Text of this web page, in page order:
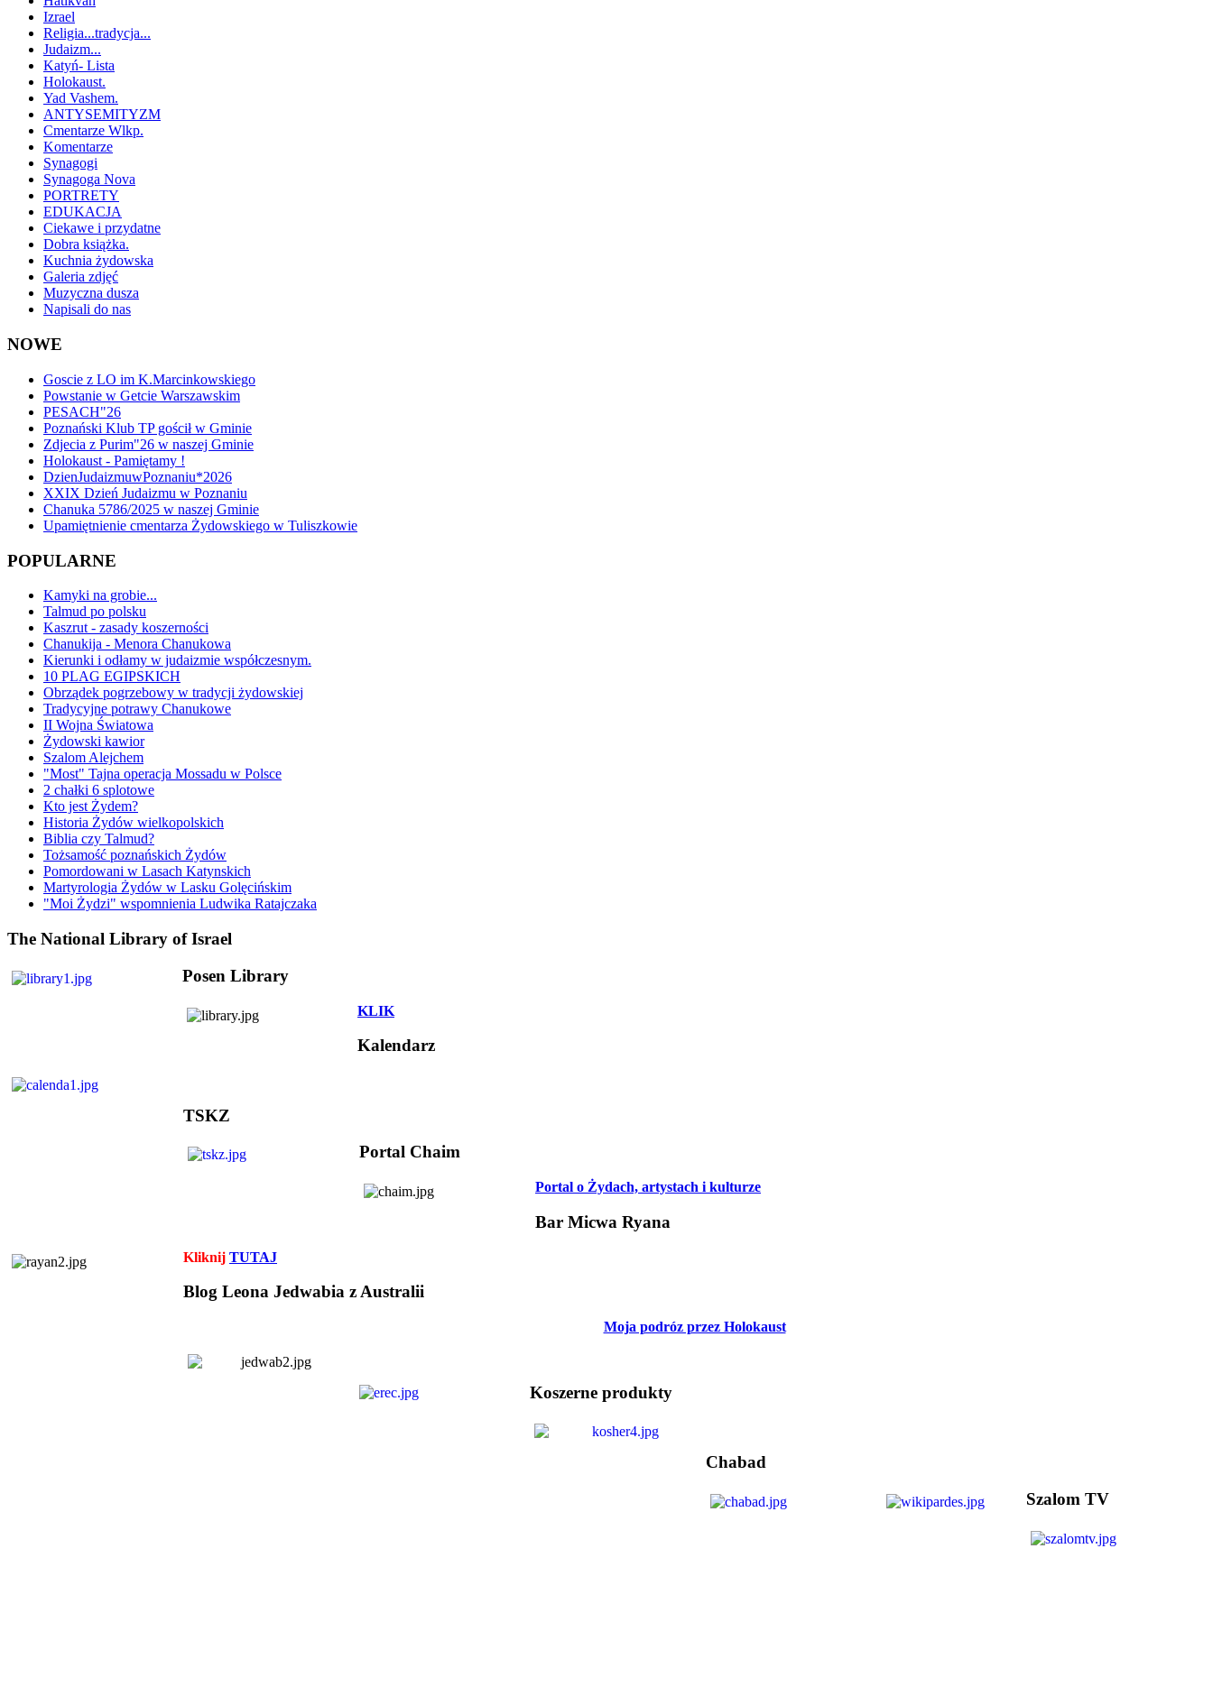
Izrael
Religia...tradycja...
Judaizm...
Katyń- Lista
Holokaust.
Yad Vashem.
ANTYSEMITYZM
Cmentarze Wlkp.
Komentarze
Synagogi
Synagoga Nova
PORTRETY
EDUKACJA
Ciekawe i przydatne
Dobra książka.
Kuchnia żydowska
Galeria zdjęć
Muzyczna dusza
Napisali do nas
NOWE
Goscie z LO im K.Marcinkowskiego
Powstanie w Getcie Warszawskim
PESACH"26
Poznański Klub TP gościł w Gminie
Zdjecia z Purim"26 w naszej Gminie
Holokaust - Pamiętamy !
DzienJudaizmuwPoznaniu*2026
XXIX Dzień Judaizmu w Poznaniu
Chanuka 5786/2025 w naszej Gminie
Upamiętnienie cmentarza Żydowskiego w Tuliszkowie
POPULARNE
Kamyki na grobie...
Talmud po polsku
Kaszrut - zasady koszerności
Chanukija - Menora Chanukowa
Kierunki i odłamy w judaizmie współczesnym.
10 PLAG EGIPSKICH
Obrządek pogrzebowy w tradycji żydowskiej
Tradycyjne potrawy Chanukowe
II Wojna Światowa
Żydowski kawior
Szalom Alejchem
"Most" Tajna operacja Mossadu w Polsce
2 chałki 6 splotowe
Kto jest Żydem?
Historia Żydów wielkopolskich
Biblia czy Talmud?
Tożsamość poznańskich Żydów
Pomordowani w Lasach Katynskich
Martyrologia Żydów w Lasku Golęcińskim
"Moi Żydzi" wspomnienia Ludwika Ratajczaka
The National Library of Israel
Posen Library
KLIK
Kalendarz
TSKZ
Portal Chaim
Portal o Żydach, artystach i kulturze
Bar Micwa Ryana
Kliknij TUTAJ
Blog Leona Jedwabia z Australii
Moja podróz przez Holokaust
Koszerne produkty
Chabad
Szalom TV